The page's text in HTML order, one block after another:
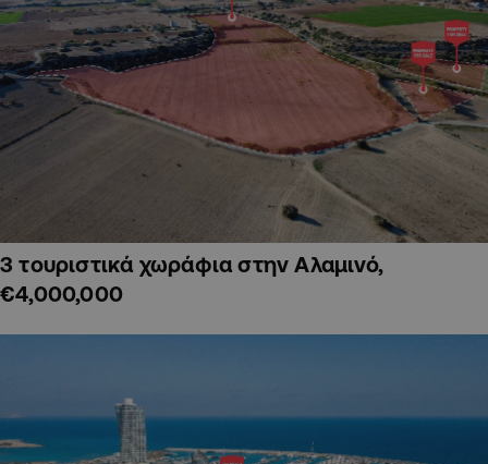
3 τουριστικά χωράφια στην Αλαμινό,
€4,000,000